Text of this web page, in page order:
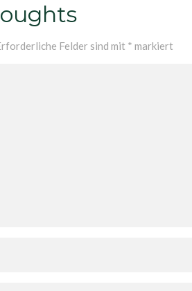
Felder sind mit * markiert